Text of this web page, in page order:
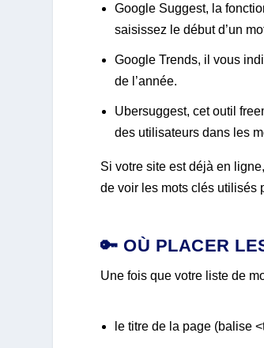
Google Suggest, la
saisissez le début d’un
Google Trends, il vous
de l’année.
Ubersuggest, cet outil
des utilisateurs dans les
Si votre site est déjà en
de voir les mots clés utilisés
🔑 OÙ PLACER
Une fois que votre liste de
le titre de la page (balise